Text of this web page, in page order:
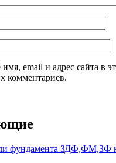
email и адрес сайта в
комментариев.